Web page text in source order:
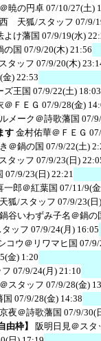
暁の円卓07/10/27(土)
天狐/スタッフ 07/9/
よけ藩国 07/9/19(水)
国 07/9/20(木) 21:56
タッフ 07/9/20(木)
金) 22:53
ズ王国 07/9/22(土) 18:03
＠ＦＥＧ 07/9/28(金)
メーク＠詩歌藩国 07/
す 金村佑華＠ＦＥＧ
＠鍋の国 07/9/22(土)
タッフ 07/9/23(日)
07/9/23(日) 22:21
一郎＠紅葉国 07/11/9(
狐/スタッフ 07/9/23(日
鍋谷いわずみ子名＠鍋の
ッフ 07/9/24(月) 16:05
コウ＠リワマヒ国 07/
金) 1:20
07/9/24(月) 21:10
スタッフ 07/9/28(金)
国 07/9/28(金) 14:38
夜＠詩歌藩国 07/9/30(
枠】
阪明日見＠スタ